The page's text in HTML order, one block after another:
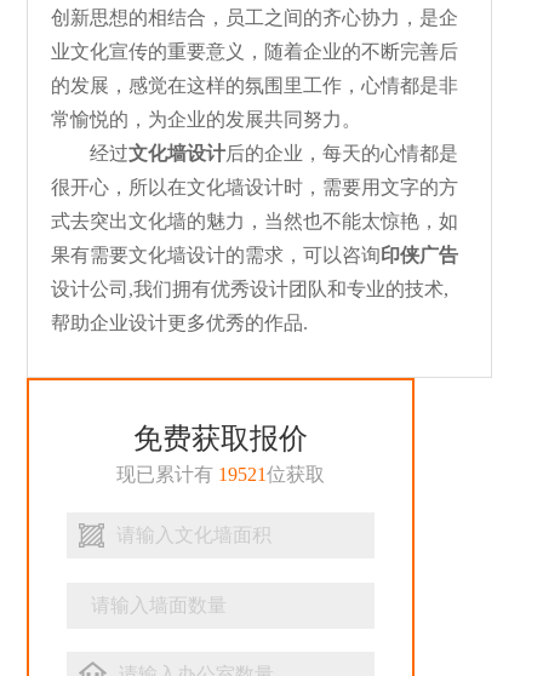
创新思想的相结合，员工之间的齐心协力，是企
业文化宣传的重要意义，随着企业的不断完善后
的发展，感觉在这样的氛围里工作，心情都是非
常愉悦的，为企业的发展共同努力。
经过文化墙设计后的企业，每天的心情都是
很开心，所以在文化墙设计时，需要用文字的方
式去突出文化墙的魅力，当然也不能太惊艳，如
果有需要文化墙设计的需求，可以咨询 印侠广告
设计公司,我们拥有优秀设计团队和专业的技术,
帮助企业设计更多优秀的作品.
免费获取报价
现已累计有 19521位获取